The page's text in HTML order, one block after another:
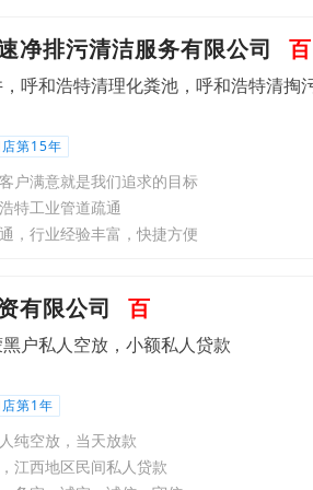
净排污清洁服务有限公司 百
呼和浩特清理化粪池，呼和浩特清掏
店第15年
户满意就是我们追求的目标
特工业管道疏通
，行业经验丰富，快捷方便
有限公司 百
户私人空放，小额私人贷款
店第1年
纯空放，当天放款
江西地区民间私人贷款